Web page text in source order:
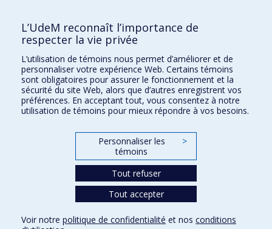
Écoles
Orthophonie et audiologie
Réadaptation
Directions
Confidentialité Conditions d’utilisation Paramètres des témoins
L’UdeM reconnaît l’importance de
respecter la vie privée
L’utilisation de témoins nous permet d’améliorer et de
personnaliser votre expérience Web. Certains témoins
sont obligatoires pour assurer le fonctionnement et la
sécurité du site Web, alors que d’autres enregistrent vos
préférences. En acceptant tout, vous consentez à notre
utilisation de témoins pour mieux répondre à vos besoins.
Personnaliser les
témoins
>
Tout refuser
Tout accepter
Voir notre politique de confidentialité et nos conditions